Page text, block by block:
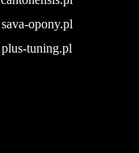
sava-opony.pl
plus-tuning.pl